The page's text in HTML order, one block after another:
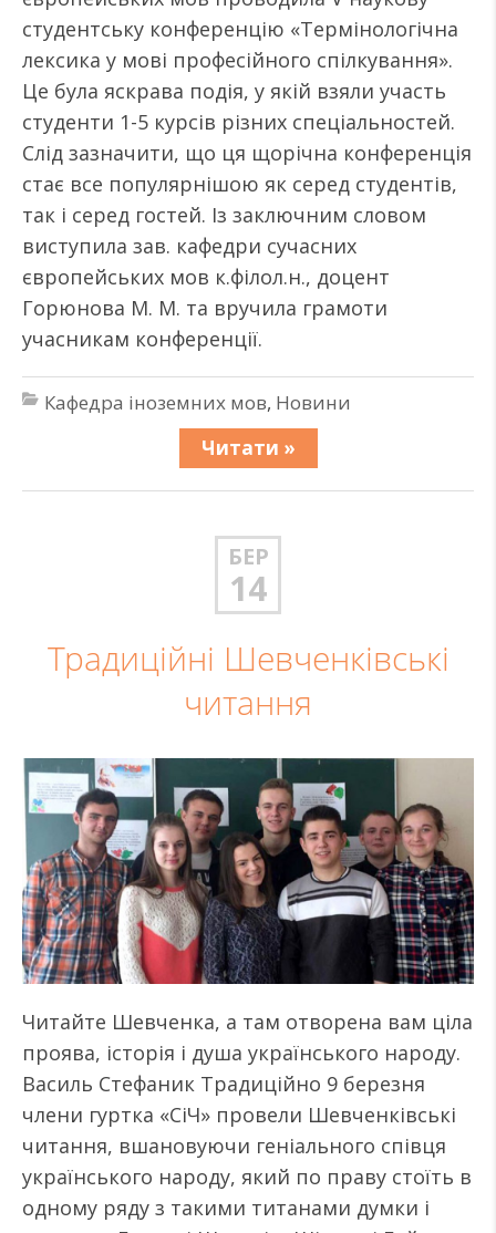
студентську конференцію «Термінологічна
лексика у мові професійного спілкування».
Це була яскрава подія, у якій взяли участь
студенти 1-5 курсів різних спеціальностей.
Слід зазначити, що ця щорічна конференція
стає все популярнішою як серед студентів,
так і серед гостей. Із заключним словом
виступила зав. кафедри сучасних
європейських мов к.філол.н., доцент
Горюнова М. М. та вручила грамоти
учасникам конференції.
Кафедра іноземних мов, Новини
Читати »
БЕР
14
Традиційні Шевченківські
читання
Читайте Шевченка, а там отворена вам ціла
проява, історія і душа українського народу.
Василь Стефаник Традиційно 9 березня
члени гуртка «СіЧ» провели Шевченківські
читання, вшановуючи геніального співця
українського народу, який по праву стоїть в
одному ряду з такими титанами думки і